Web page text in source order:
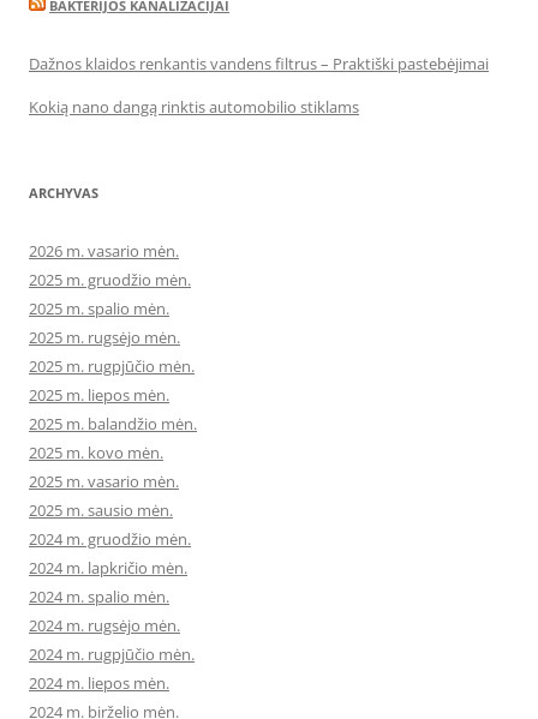
BAKTERIJOS KANALIZACIJAI
Dažnos klaidos renkantis vandens filtrus – Praktiški pastebėjimai
Kokią nano dangą rinktis automobilio stiklams
ARCHYVAS
2026 m. vasario mėn.
2025 m. gruodžio mėn.
2025 m. spalio mėn.
2025 m. rugsėjo mėn.
2025 m. rugpjūčio mėn.
2025 m. liepos mėn.
2025 m. balandžio mėn.
2025 m. kovo mėn.
2025 m. vasario mėn.
2025 m. sausio mėn.
2024 m. gruodžio mėn.
2024 m. lapkričio mėn.
2024 m. spalio mėn.
2024 m. rugsėjo mėn.
2024 m. rugpjūčio mėn.
2024 m. liepos mėn.
2024 m. birželio mėn.